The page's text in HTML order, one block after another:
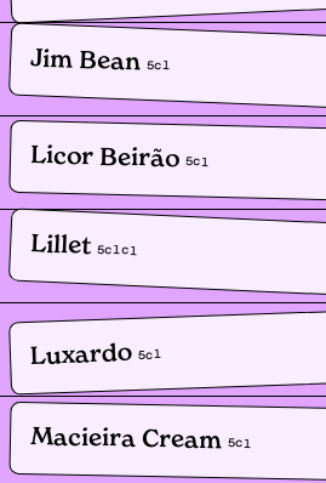
Jim Bean 5cl
Licor Beirão 5cl
Lillet 5clcl
Luxardo 5cl
Macieira Cream 5cl